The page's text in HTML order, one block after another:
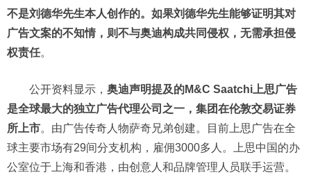
不是刘德华先生本人创作的。如果刘德华先生能够证明其对
广告文案的不知情，则不与奥迪构成共同侵权，无需承担侵
权责任。
公开资料显示， 奥迪声明提及的M&C Saatchi上思广告
是全球最大的独立广告代理公司之一，集团在伦敦交易证券
所上市。由广告传奇人物萨奇兄弟创建。目前上思广告在全
球主要市场有29间分支机构，雇佣3000多人。上思中国的办
公室位于上海和香港，由创意人和品牌管理人员联手运营。